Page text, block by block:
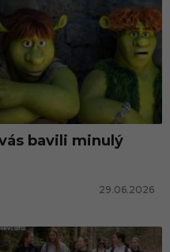
bavili minulý
29.06.2026